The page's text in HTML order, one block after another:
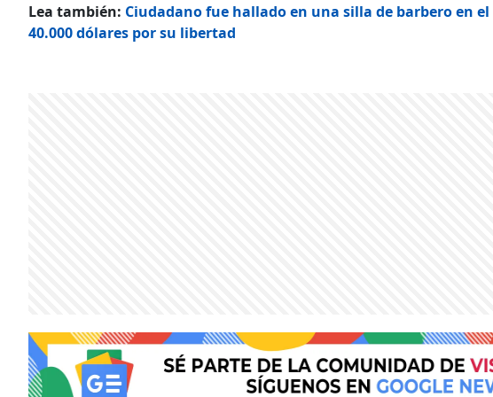
Lea también: Ciudadano fue hallado en una silla de barbero en
40.000 dólares por su libertad